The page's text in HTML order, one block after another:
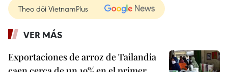
Theo dõi VietnamPlus
VER MÁS
Exportaciones de arroz de Tailandia